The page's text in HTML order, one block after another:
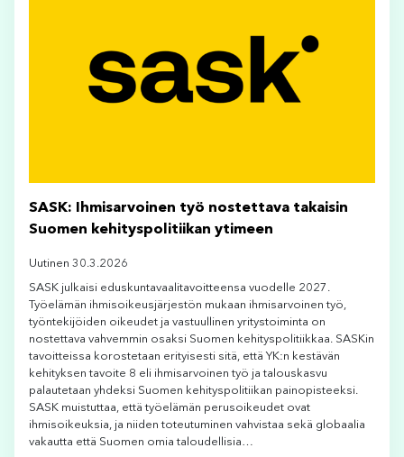
SASK: Ihmisarvoinen työ nostettava takaisin
Suomen kehityspolitiikan ytimeen
Uutinen 30.3.2026
SASK julkaisi eduskuntavaalitavoitteensa vuodelle 2027.
Työelämän ihmisoikeusjärjestön mukaan ihmisarvoinen työ,
työntekijöiden oikeudet ja vastuullinen yritystoiminta on
nostettava vahvemmin osaksi Suomen kehityspolitiikkaa. SASKin
tavoitteissa korostetaan erityisesti sitä, että YK:n kestävän
kehityksen tavoite 8 eli ihmisarvoinen työ ja talouskasvu
palautetaan yhdeksi Suomen kehityspolitiikan painopisteeksi.
SASK muistuttaa, että työelämän perusoikeudet ovat
ihmisoikeuksia, ja niiden toteutuminen vahvistaa sekä globaalia
vakautta että Suomen omia taloudellisia…